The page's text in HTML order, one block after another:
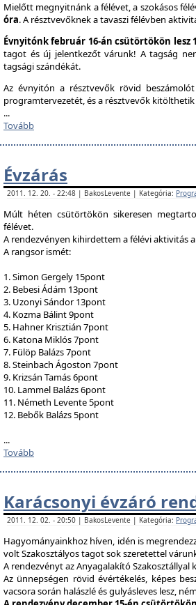
Mielőtt megnyitnánk a félévet, a szokásos
óra. A résztvevőknek a tavaszi félévben
Évnyitónk február 16-án csütörtökön lesz
tagot és új jelentkezőt várunk! A tagság
tagsági szándékát.
Az évnyitón a résztvevők rövid
programtervezetét, és a résztvevők
...
Tovább
Évzárás
2011. 12. 20. - 22:48 | BakosLevente | Kategória:
Múlt héten csütörtökön sikeresen
félévet.
A rendezvényen kihirdettem a félévi aktivitás
A rangsor ismét:
1. Simon Gergely 15pont
2. Bebesi Ádám 13pont
3. Uzonyi Sándor 13pont
4. Kozma Bálint 9pont
5. Hahner Krisztián 7pont
6. Katona Miklós 7pont
7. Fülöp Balázs 7pont
8. Steinbach Ágoston 7pont
9. Krizsán Tamás 6pont
10. Lammel Balázs 6pont
11. Németh Levente 5pont
12. Bebők Balázs 5pont
...
Tovább
Karácsonyi évzáró
2011. 12. 02. - 20:50 | BakosLevente | Kategória:
Hagyományainkhoz híven, idén is
volt Szakosztályos tagot sok szeretettel
A rendezvényt az Anyagalakító Szakosztállyal
Az ünnepségen rövid évértékelés, képes
vacsora során halászlé és gulyásleves lesz,